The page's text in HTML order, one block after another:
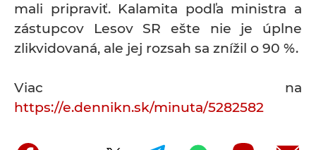
mali pripraviť. Kalamita podľa ministra a
zástupcov Lesov SR ešte nie je úplne
zlikvidovaná, ale jej rozsah sa znížil o 90 %.
Viac na
https://e.dennikn.sk/minuta/5282582